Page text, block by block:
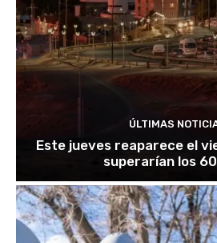
ÚLTIMAS
Este jueves reaparece el
superarían los